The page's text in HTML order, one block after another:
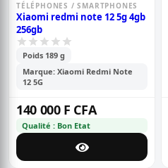
TÉLÉPHONES / SMARTPHONES
Xiaomi redmi note 12 5g 4gb
256gb
Poids 189 g
Marque: Xiaomi Redmi Note
12 5G
140 000 F CFA
Qualité : Bon Etat